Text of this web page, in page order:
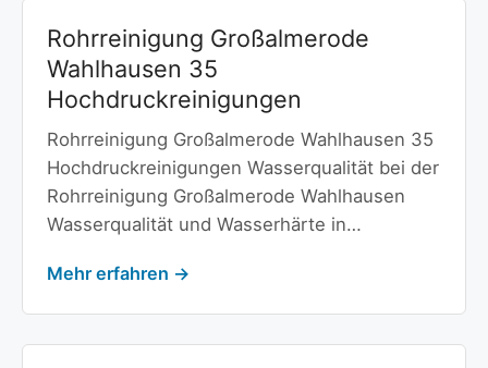
Rohrreinigung Großalmerode
Wahlhausen 35
Hochdruckreinigungen
Rohrreinigung Großalmerode Wahlhausen 35
Hochdruckreinigungen Wasserqualität bei der
Rohrreinigung Großalmerode Wahlhausen
Wasserqualität und Wasserhärte in…
Mehr erfahren →